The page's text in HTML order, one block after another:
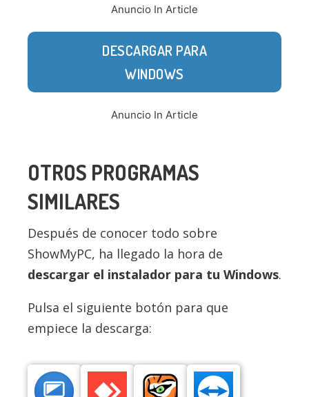
Anuncio In Article
DESCARGAR PARA
WINDOWS
Anuncio In Article
OTROS PROGRAMAS
SIMILARES
Después de conocer todo sobre
ShowMyPC, ha llegado la hora de
descargar el instalador para tu Windows.
Pulsa el siguiente botón para que
empiece la descarga: